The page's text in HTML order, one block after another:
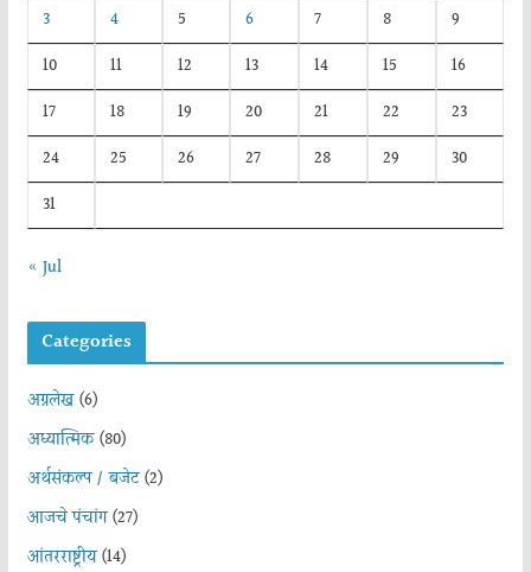
3
4 5 6 7 8
9
10
11 12 13 14 15
16
17
18 19 20 21 22
23
24
25 26 27 28 29
30
31
« Jul
Categories
अग्रलेख(6)
अध्यात्मिक(80)
अर्थसंकल्प / बजेट(2)
आजचे पंचांग(27)
आंतरराष्ट्रीय(14)